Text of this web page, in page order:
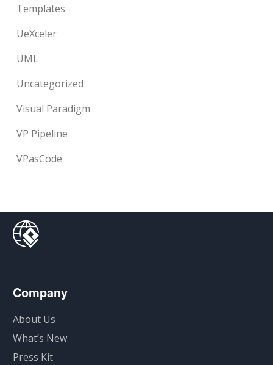
Templates
UeXceler
UML
Uncategorized
Visual Paradigm
VP Pipeline
VPasCode
Company
About Us
What’s New
Press Kit